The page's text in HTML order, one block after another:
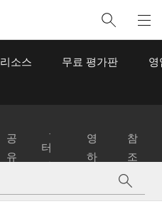
리소스 무료 평가판 영
공
유
터
관
영
하
참
조